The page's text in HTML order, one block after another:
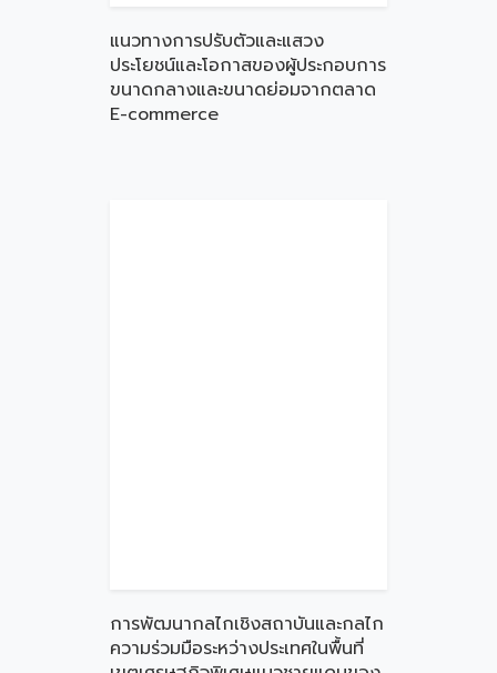
แนวทางการปรับตัวและแสวง
ประโยชน์และโอกาสของผู้ประกอบการ
ขนาดกลางและขนาดย่อมจากตลาด
E-commerce
การพัฒนากลไกเชิงสถาบันและกลไก
ความร่วมมือระหว่างประเทศในพื้นที่